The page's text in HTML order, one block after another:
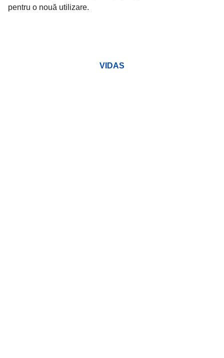
pentru o nouă utilizare.
VIDAS